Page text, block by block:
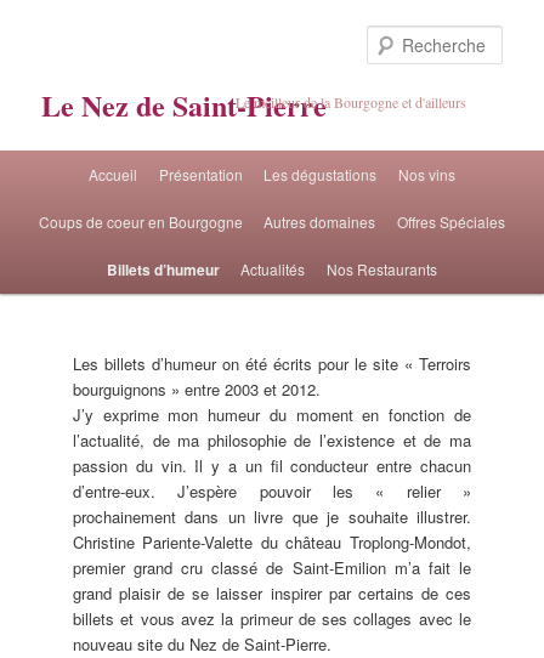
Le Nez de Saint-PierreLe meilleur de la Bourgogne et d'ailleurs
Aller au contenu principal
Aller au contenu secondaire
Accueil Présentation Les dégustations Nos vins
Coups de coeur en Bourgogne Autres domaines Offres Spéciales
Billets d’humeur Actualités Nos Restaurants
Les billets d’humeur on été écrits pour le site « Terroirs
bourguignons » entre 2003 et 2012.
J’y exprime mon humeur du moment en fonction de
l’actualité, de ma philosophie de l’existence et de ma
passion du vin. Il y a un fil conducteur entre chacun
d’entre-eux. J’espère pouvoir les « relier »
prochainement dans un livre que je souhaite illustrer.
Christine Pariente-Valette du château Troplong-Mondot,
premier grand cru classé de Saint-Emilion m’a fait le
grand plaisir de se laisser inspirer par certains de ces
billets et vous avez la primeur de ses collages avec le
nouveau site du Nez de Saint-Pierre.